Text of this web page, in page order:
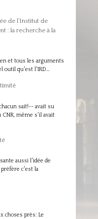
de l’Institut de
: la recherche à la
et tous les arguments
outil qu'est l'IRD…
sait!-- avait su
même s'il avait
aussi l'idée de
c'est la
choses près: Le